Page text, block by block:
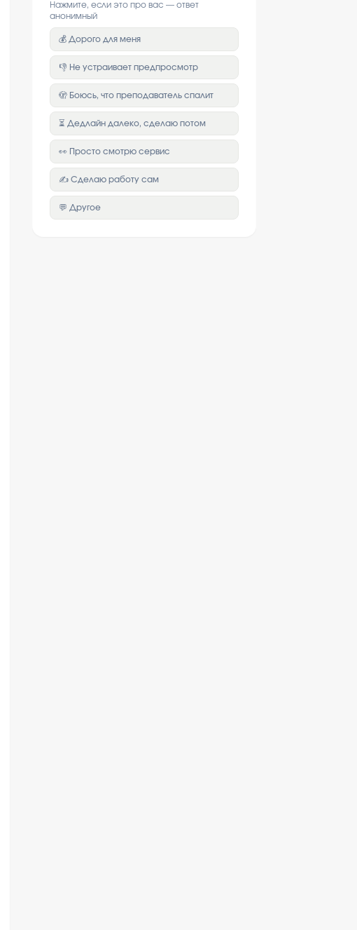
Нажмите, если это про вас — ответ
анонимный
💰 Дорого для меня
👎 Не устраивает предпросмотр
🫣 Боюсь, что преподаватель спалит
⏳ Дедлайн далеко, сделаю потом
👀 Просто смотрю сервис
✍️ Сделаю работу сам
💬 Другое